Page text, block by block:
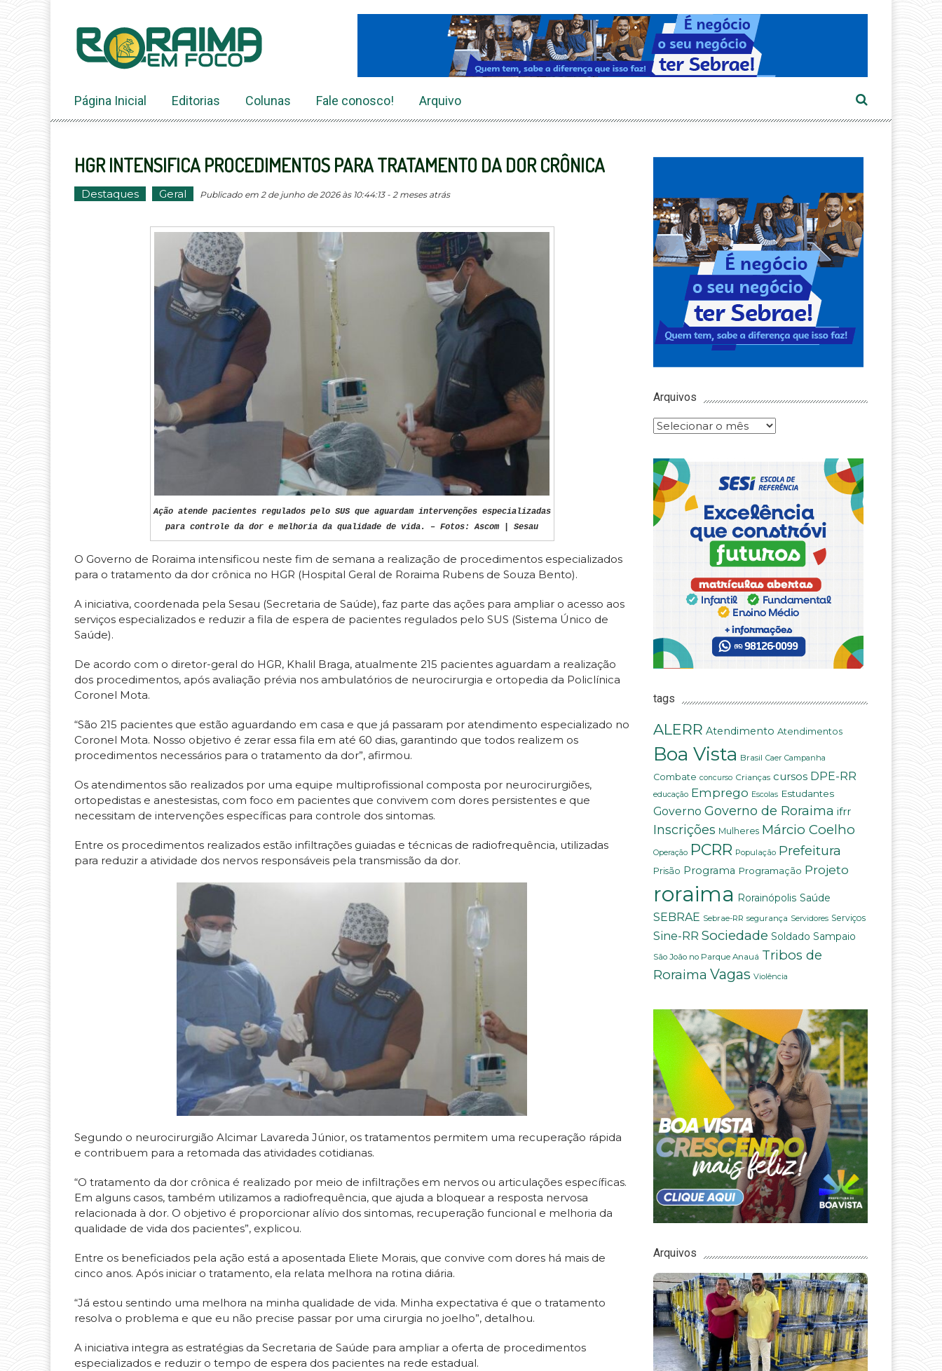
conteúdo
Página Inicial Editorias Colunas Fale conosco! Arquivo
HGR INTENSIFICA PROCEDIMENTOS PARA TRATAMENTO DA DOR CRÔNICA
Destaques Geral Publicado em 2 de junho de 2026 às 10:44:13 - 2 meses atrás
Ação atende pacientes regulados pelo SUS que aguardam intervenções especializadas
para controle da dor e melhoria da qualidade de vida. – Fotos: Ascom | Sesau
O Governo de Roraima intensificou neste fim de semana a realização de procedimentos especializados
para o tratamento da dor crônica no HGR (Hospital Geral de Roraima Rubens de Souza Bento).
A iniciativa, coordenada pela Sesau (Secretaria de Saúde), faz parte das ações para ampliar o acesso aos
serviços especializados e reduzir a fila de espera de pacientes regulados pelo SUS (Sistema Único de
Saúde).
De acordo com o diretor-geral do HGR, Khalil Braga, atualmente 215 pacientes aguardam a realização
dos procedimentos, após avaliação prévia nos ambulatórios de neurocirurgia e ortopedia da Policlínica
Coronel Mota.
“São 215 pacientes que estão aguardando em casa e que já passaram por atendimento especializado no
Coronel Mota. Nosso objetivo é zerar essa fila em até 60 dias, garantindo que todos realizem os
procedimentos necessários para o tratamento da dor”, afirmou.
Os atendimentos são realizados por uma equipe multiprofissional composta por neurocirurgiões,
ortopedistas e anestesistas, com foco em pacientes que convivem com dores persistentes e que
necessitam de intervenções específicas para controle dos sintomas.
Entre os procedimentos realizados estão infiltrações guiadas e técnicas de radiofrequência, utilizadas
para reduzir a atividade dos nervos responsáveis pela transmissão da dor.
Segundo o neurocirurgião Alcimar Lavareda Júnior, os tratamentos permitem uma recuperação rápida
e contribuem para a retomada das atividades cotidianas.
“O tratamento da dor crônica é realizado por meio de infiltrações em nervos ou articulações específicas.
Em alguns casos, também utilizamos a radiofrequência, que ajuda a bloquear a resposta nervosa
relacionada à dor. O objetivo é proporcionar alívio dos sintomas, recuperação funcional e melhoria da
qualidade de vida dos pacientes”, explicou.
Entre os beneficiados pela ação está a aposentada Eliete Morais, que convive com dores há mais de
cinco anos. Após iniciar o tratamento, ela relata melhora na rotina diária.
“Já estou sentindo uma melhora na minha qualidade de vida. Minha expectativa é que o tratamento
resolva o problema e que eu não precise passar por uma cirurgia no joelho”, detalhou.
A iniciativa integra as estratégias da Secretaria de Saúde para ampliar a oferta de procedimentos
especializados e reduzir o tempo de espera dos pacientes na rede estadual.
Arquivos
Arquivos
tags
ALERR Atendimento Atendimentos
Boa Vista Brasil Caer Campanha
Combate concurso Crianças cursos DPE-RR
educação Emprego Escolas Estudantes
Governo Governo de Roraima ifrr
Inscrições Mulheres Márcio Coelho
Operação PCRR População Prefeitura
Prisão Programa Programação Projeto
roraima Rorainópolis Saúde
SEBRAE Sebrae-RR segurança Servidores Serviços
Sine-RR Sociedade Soldado Sampaio
São João no Parque Anauá Tribos de
Roraima Vagas Violência
Arquivos